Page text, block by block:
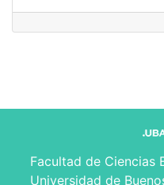
Facultad de Ciencias
Universidad de